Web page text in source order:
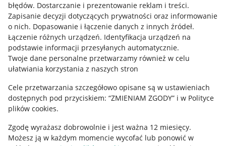
błędów. Dostarczanie i prezentowanie reklam i treści.
Zapisanie decyzji dotyczących prywatności oraz informowanie
o nich. Dopasowanie i łączenie danych z innych źródeł.
Łączenie różnych urządzeń. Identyfikacja urządzeń na
podstawie informacji przesyłanych automatycznie.
Twoje dane personalne przetwarzamy również w celu
ułatwiania korzystania z naszych stron
Cele przetwarzania szczegółowo opisane są w ustawieniach
dostępnych pod przyciskiem: “ZMIENIAM ZGODY” i w Polityce
plików cookies.
Zgodę wyrażasz dobrowolnie i jest ważna 12 miesięcy.
Możesz ją w każdym momencie wycofać lub ponowić w
Informacje prawne
Regulamin
Polityka plików "cookies"
Ustawienia plików "cookies"
Udostępnianie lokalizacji
Informacje dla Aktu o Usługach Cyfrowych
Pobierz aplikację